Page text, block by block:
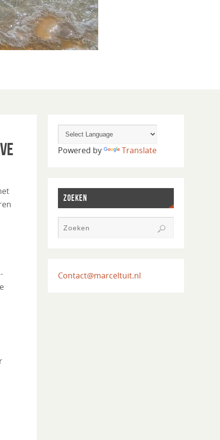
Powered by Translate
ZOEKEN
Contact@marceltuit.nl